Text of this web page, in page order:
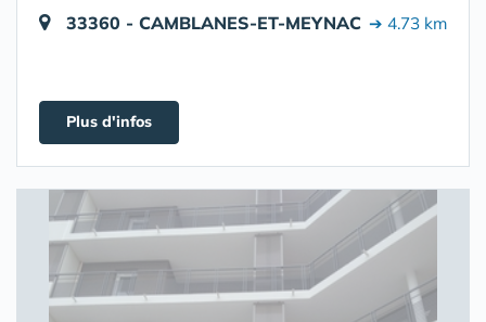
33360 - CAMBLANES-ET-MEYNAC ➔ 4.73 km
Plus d'infos